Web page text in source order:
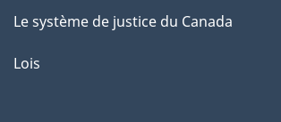
Le système de justice du Canada
Lois